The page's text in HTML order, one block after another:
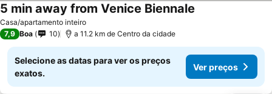
Casa/apartamento inteiro
5 min away from Venice Biennale
7,9 Boa 10 a 11.2 km de Centro da cidade
Selecione as datas para ver os preços
exatos.
Ver preços